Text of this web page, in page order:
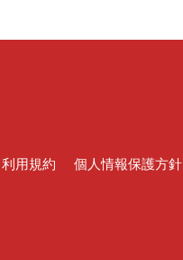
利用規約 個人情報保護方針